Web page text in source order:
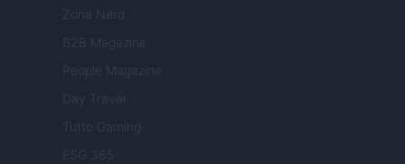
Zona Nerd
B2B Magazine
People Magazine
Day Travel
Tutto Gaming
ESG 365